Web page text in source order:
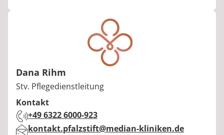
Dana Rihm
Berufstitel:
Stv. Pflegedienstleitung
Kontakt
Telefon:
+49 6322 6000-923
E-Mail:kontakt.pfalzstift@median-kliniken.de